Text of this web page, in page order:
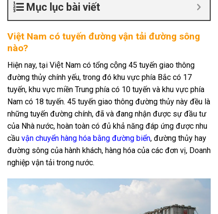
Mục lục bài viết
Việt Nam có tuyến đường vận tải đường sông
nào?
Hiện nay, tại Việt Nam có tổng cộng 45 tuyến giao thông
đường thủy chính yếu, trong đó khu vực phía Bắc có 17
tuyến, khu vực miền Trung phía có 10 tuyến và khu vực phía
Nam có 18 tuyến. 45 tuyến giao thông đường thủy này đều là
những tuyến đường chính, đã và đang nhận được sự đầu tư
của Nhà nước, hoàn toàn có đủ khả năng đáp ứng được nhu
cầu vận chuyển hàng hóa bằng đường biển, đường thủy hay
đường sông của hành khách, hàng hóa của các đơn vị, Doanh
nghiệp vận tải trong nước.